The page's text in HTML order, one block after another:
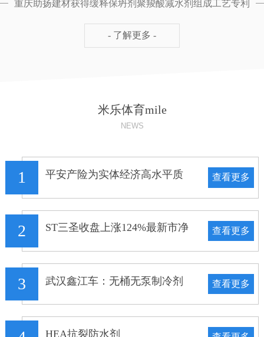
重庆助扬建材获得缓释保坍剂聚羧酸减水剂组成工艺专利
- 了解更多 -
米乐体育mile
NEWS
平安产险为实体经济高水平质量的发展提供有力支
1 查看更多
2 查看更多
3 查看更多
HEA抗裂防水剂